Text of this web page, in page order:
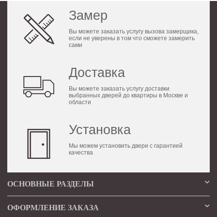
Замер
Вы можете заказать услугу вызова замерщика,
если не уверены в том что сможете замерить
сами
Доставка
Вы можете заказать услугу доставки
выбранных дверей до квартиры в Москве и
области
Установка
Мы можем установить двери с гарантией
качества
ОСНОВНЫЕ РАЗДЕЛЫ
ОФОРМЛЕНИЕ ЗАКАЗА